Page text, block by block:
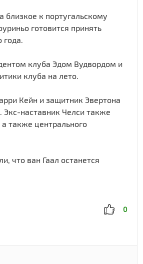
близкое к португальскому
готовится принять
года.
клуба Эдом Вудвордом и
клуба на лето.
Кейн и защитник Эвертона
наставник Челси также
также центрального
что ван Гаал останется
0